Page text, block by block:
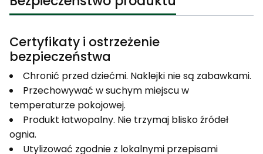
Certyfikaty i ostrzeżenie
bezpieczeństwa
Chronić przed dziećmi. Naklejki nie są zabawkami.
Przechowywać w suchym miejscu w
temperaturze pokojowej.
Produkt łatwopalny. Nie trzymaj blisko źródeł
ognia.
Utylizować zgodnie z lokalnymi przepisami